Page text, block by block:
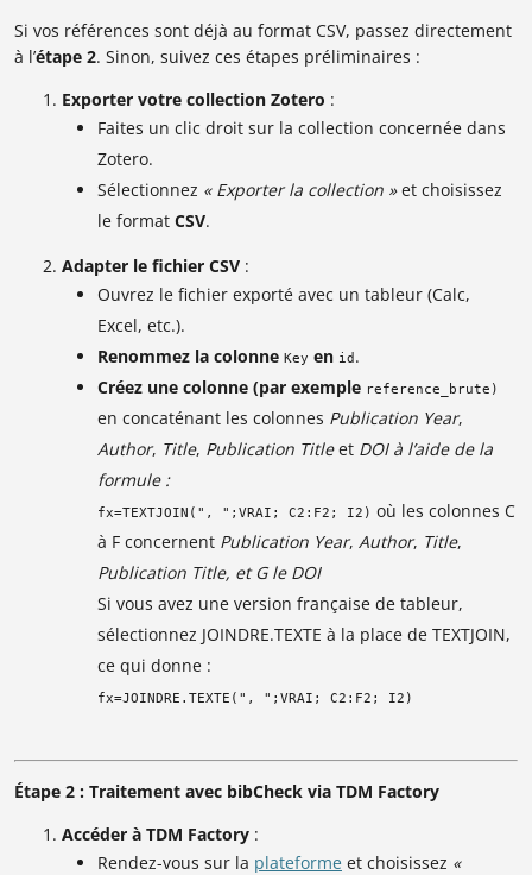
Si vos références sont déjà au format CSV, passez directement
à l’étape 2. Sinon, suivez ces étapes préliminaires :
Exporter votre collection Zotero :
Faites un clic droit sur la collection concernée dans
Zotero.
Sélectionnez « Exporter la collection »et choisissez
le format CSV.
Adapter le fichier CSV :
Ouvrez le fichier exporté avec un tableur (Calc,
Excel, etc.).
Renommez la colonne Key en id .
Créez une colonne (par exemple reference_brute)
en concaténant les colonnes Publication Year,
Author, Title, Publication Titleet DOI à l’aide de la
formule :
fx=TEXTJOIN(", ";VRAI; C2:F2; I2) où les colonnes C
à F concernent Publication Year, Author, Title,
Publication Title, et G le DOI
Si vous avez une version française de tableur,
sélectionnez JOINDRE.TEXTE à la place de TEXTJOIN,
ce qui donne :
fx=JOINDRE.TEXTE(", ";VRAI; C2:F2; I2)
Étape 2 : Traitement avec bibCheck via TDM Factory
Accéder à TDM Factory :
Rendez-vous sur la plateforme et choisissez «